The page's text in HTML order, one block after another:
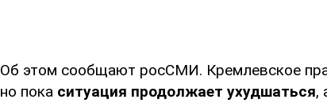
Об этом сообщают росСМИ. Кремлевское
но пока ситуация продолжает ухудшаться,